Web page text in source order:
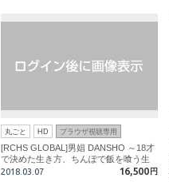
丸ごと HD ブラウザ視聴専用
[RCHS GLOBAL]男娼 DANSHO ～18才
で決めた生き方、ちんぽで飯を喰う生
活～
2018.03.07 16,500 円